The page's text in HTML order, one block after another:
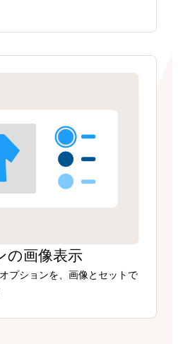
の画像表示
プションを、画像とセットで